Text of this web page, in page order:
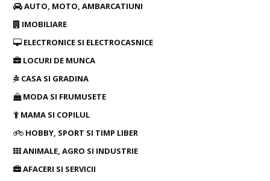
AUTO, MOTO, AMBARCATIUNI
IMOBILIARE
ELECTRONICE SI ELECTROCASNICE
LOCURI DE MUNCA
CASA SI GRADINA
MODA SI FRUMUSETE
MAMA SI COPILUL
HOBBY, SPORT SI TIMP LIBER
ANIMALE, AGRO SI INDUSTRIE
AFACERI SI SERVICII